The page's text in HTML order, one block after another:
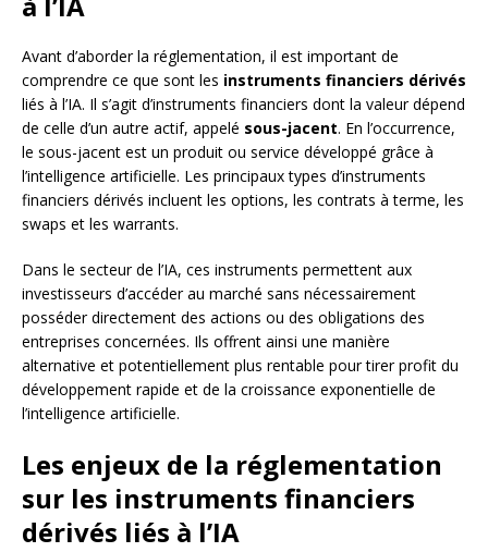
Avant d’aborder la réglementation, il est important de
comprendre ce que sont les instruments financiers dérivés
liés à l’IA. Il s’agit d’instruments financiers dont la valeur dépend
de celle d’un autre actif, appelé sous-jacent. En l’occurrence,
le sous-jacent est un produit ou service développé grâce à
l’intelligence artificielle. Les principaux types d’instruments
financiers dérivés incluent les options, les contrats à terme, les
swaps et les warrants.
Dans le secteur de l’IA, ces instruments permettent aux
investisseurs d’accéder au marché sans nécessairement
posséder directement des actions ou des obligations des
entreprises concernées. Ils offrent ainsi une manière
alternative et potentiellement plus rentable pour tirer profit du
développement rapide et de la croissance exponentielle de
l’intelligence artificielle.
Les enjeux de la réglementation
sur les instruments financiers
dérivés liés à l’IA